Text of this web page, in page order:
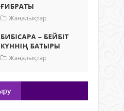
ҒИБРАТЫ
Жаңалықтар
БИБІСАРА – БЕЙБІТ
КҮННІҢ БАТЫРЫ
Жаңалықтар